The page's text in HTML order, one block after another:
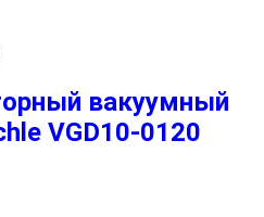
вакуумный
VGD10-0120